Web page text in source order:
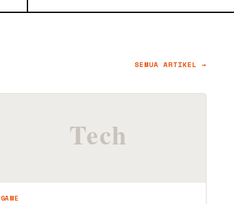
SEMUA ARTIKEL →
GAME